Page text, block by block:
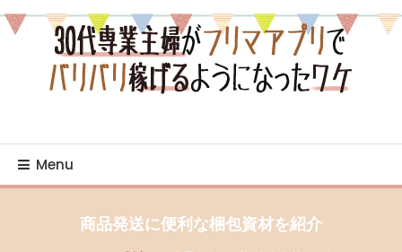
Skip
To
Content
プリでバリバリ稼げるよ
うになったワケ
Menu
商品発送に便利な梱包資材を紹介